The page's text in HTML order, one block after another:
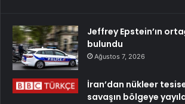
Jeffrey Epstein’ın
bulundu
Ağustos 7, 2026
İran’dan nükleer
savaşın bölgeye